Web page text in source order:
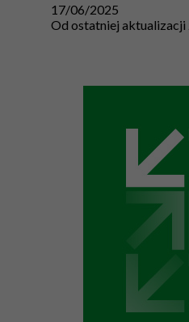
17/06/2025
Od ostatniej aktualizacji